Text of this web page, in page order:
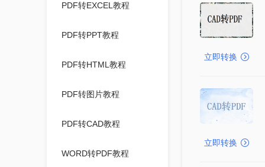
PDF转EXCEL教程
PDF转PPT教程
PDF转HTML教程
PDF转图片教程
PDF转CAD教程
WORD转PDF教程
立即转换
立即转换